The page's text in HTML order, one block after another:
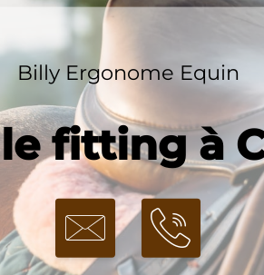
Billy Ergonome Equin
fitting à